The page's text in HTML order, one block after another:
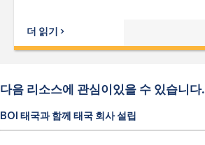
더 읽기 ›
다음 리소스에 관심이있을 수 있습니다.
BOI 태국과 함께 태국 회사 설립